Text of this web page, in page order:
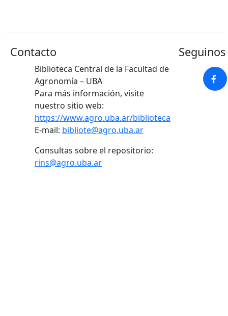
Contacto
Biblioteca Central de la Facultad de
Agronomía – UBA
Para más información, visite
nuestro sitio web:
https://www.agro.uba.ar/biblioteca
E-mail: bibliote@agro.uba.ar
Consultas sobre el repositorio:
rins@agro.uba.ar